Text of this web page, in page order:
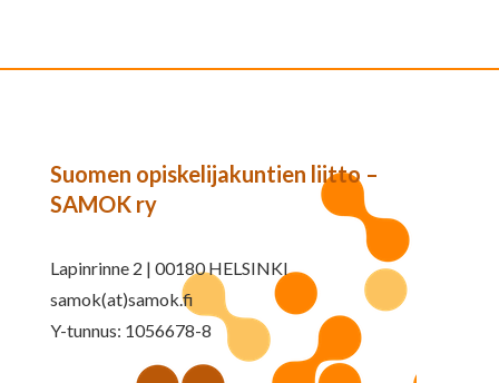
Suomen opiskelijakuntien liitto –
SAMOK ry
Lapinrinne 2 | 00180 HELSINKI
samok(at)samok.fi
Y-tunnus: 1056678-8